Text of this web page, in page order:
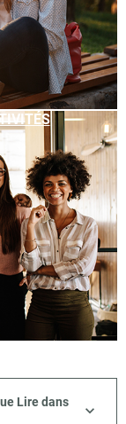
Lire dans